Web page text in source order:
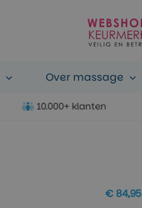
Over massage
10.000+ klanten
€ 84,95